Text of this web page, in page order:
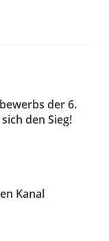
der 6.
den Sieg!
Kanal